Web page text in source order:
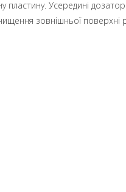
Усередині
зовнішньої поверхні